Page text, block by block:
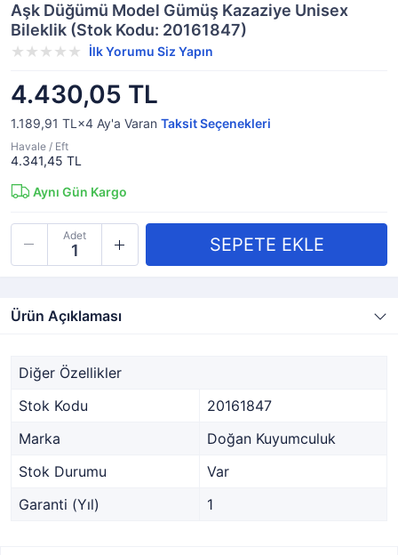
Aşk Düğümü Model Gümüş Kazaziye Unisex
Bileklik (Stok Kodu: 20161847)
İlk Yorumu Siz Yapın
4.430,05 TL
1.189,91 TL×4 Ay'a Varan Taksit Seçenekleri
Havale / Eft
4.341,45 TL
Aynı Gün Kargo
Adet
Ürün Açıklaması
Diğer Özellikler
Stok Kodu
20161847
Marka
Doğan Kuyumculuk
Stok Durumu
Var
Garanti (Yıl)
1